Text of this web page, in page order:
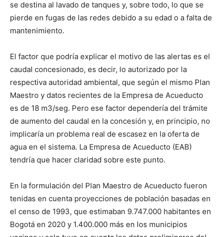
se destina al lavado de tanques y, sobre todo, lo que se
pierde en fugas de las redes debido a su edad o a falta de
mantenimiento.
El factor que podría explicar el motivo de las alertas es el
caudal concesionado, es decir, lo autorizado por la
respectiva autoridad ambiental, que según el mismo Plan
Maestro y datos recientes de la Empresa de Acueducto
es de 18 m3/seg. Pero ese factor dependería del trámite
de aumento del caudal en la concesión y, en principio, no
implicaría un problema real de escasez en la oferta de
agua en el sistema. La Empresa de Acueducto (EAB)
tendría que hacer claridad sobre este punto.
En la formulación del Plan Maestro de Acueducto fueron
tenidas en cuenta proyecciones de población basadas en
el censo de 1993, que estimaban 9.747.000 habitantes en
Bogotá en 2020 y 1.400.000 más en los municipios